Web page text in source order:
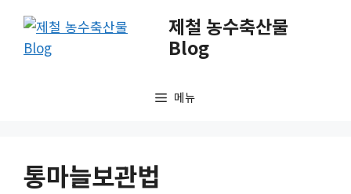
제철 농수축산물
Blog
메뉴
통마늘보관법